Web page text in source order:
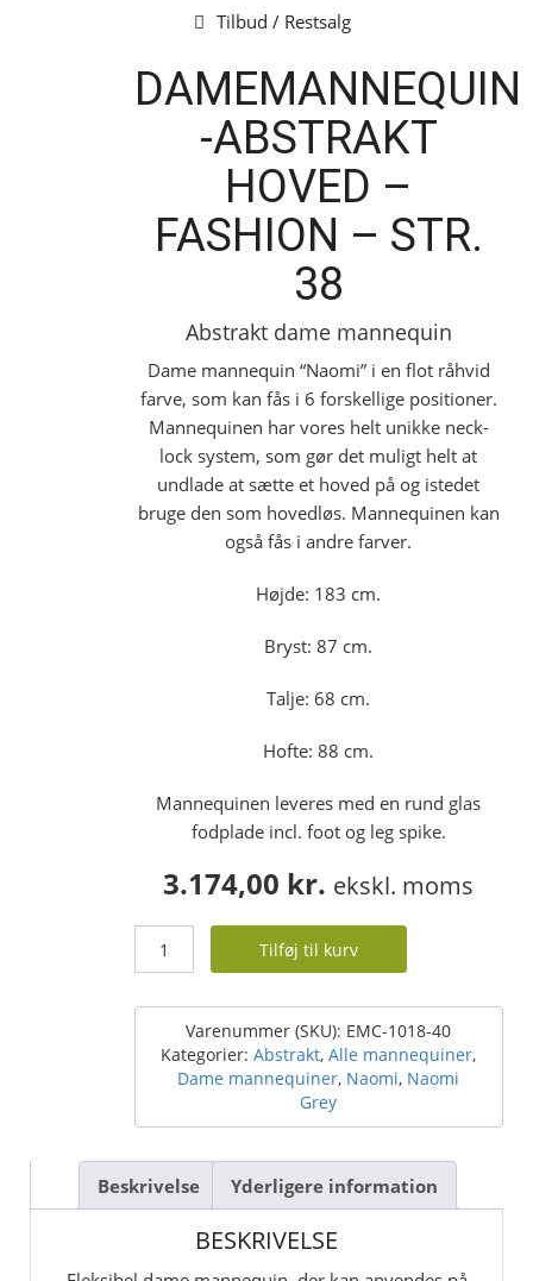
Tilbud / Restsalg
DAMEMANNEQUIN
-ABSTRAKT
HOVED –
FASHION – STR.
38
Abstrakt dame mannequin
Dame mannequin “Naomi” i en flot råhvid
farve, som kan fås i 6 forskellige positioner.
Mannequinen har vores helt unikke neck-
lock system, som gør det muligt helt at
undlade at sætte et hoved på og istedet
bruge den som hovedløs. Mannequinen kan
også fås i andre farver.
Højde: 183 cm.
Bryst: 87 cm.
Talje: 68 cm.
Hofte: 88 cm.
Mannequinen leveres med en rund glas
fodplade incl. foot og leg spike.
3.174,00 kr. ekskl. moms
Damemannequin
hoved
fashion
38
Tilføj til kurv
Varenummer (SKU): EMC-1018-40
Kategorier:Abstrakt,Alle mannequiner,
Dame mannequiner, Naomi, Naomi
Grey
Beskrivelse Yderligere information
BESKRIVELSE